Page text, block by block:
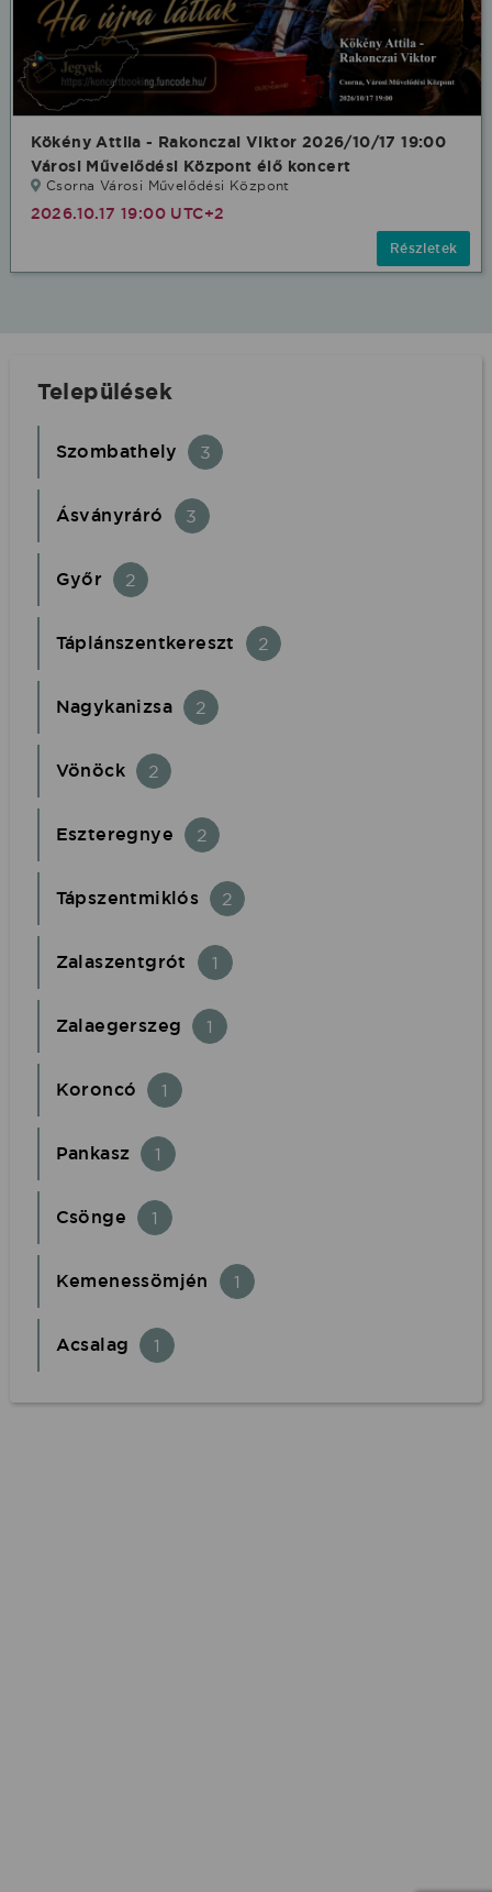
Kökény Attila - Rakonczai Viktor 2026/10/17 19:00
Városi Művelődési Központ élő koncert
Csorna Városi Művelődési Központ
2026.10.17 19:00 UTC+2
Részletek
Települések
Szombathely 3
Ásványráró 3
Győr 2
Táplánszentkereszt 2
Nagykanizsa 2
Vönöck 2
Eszteregnye 2
Tápszentmiklós 2
Zalaszentgrót 1
Zalaegerszeg 1
Koroncó 1
Pankasz 1
Csönge 1
Kemenessömjén 1
Acsalag 1